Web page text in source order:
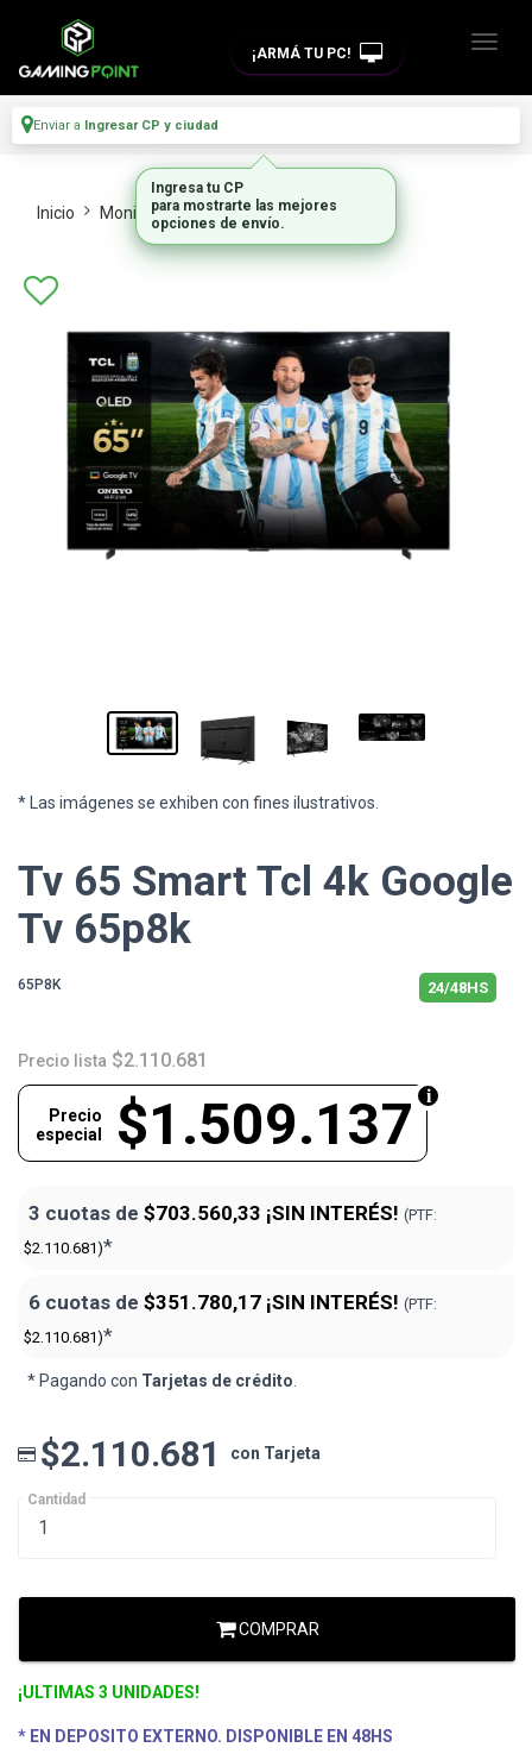
¡ARMÁ TU PC!
Enviar a Ingresar CP y ciudad
Inicio Monitores Y Tvs Tvs
* Las imágenes se exhiben con fines ilustrativos.
Tv 65 Smart Tcl 4k Google
Tv 65p8k
65P8K 24/48HS
Precio lista $2.110.681
$1.509.137
Precio
especial
3 cuotas de $703.560,33 ¡SIN INTERÉS! (PTF:
$2.110.681)*
6 cuotas de $351.780,17 ¡SIN INTERÉS! (PTF:
$2.110.681)*
* Pagando con Tarjetas de crédito
$2.110.681 con Tarjeta
Cantidad
COMPRAR
¡ULTIMAS 3 UNIDADES!
* EN DEPOSITO EXTERNO. DISPONIBLE EN 48HS
Ingresa tu CP
para mostrarte las mejores
opciones de envío.